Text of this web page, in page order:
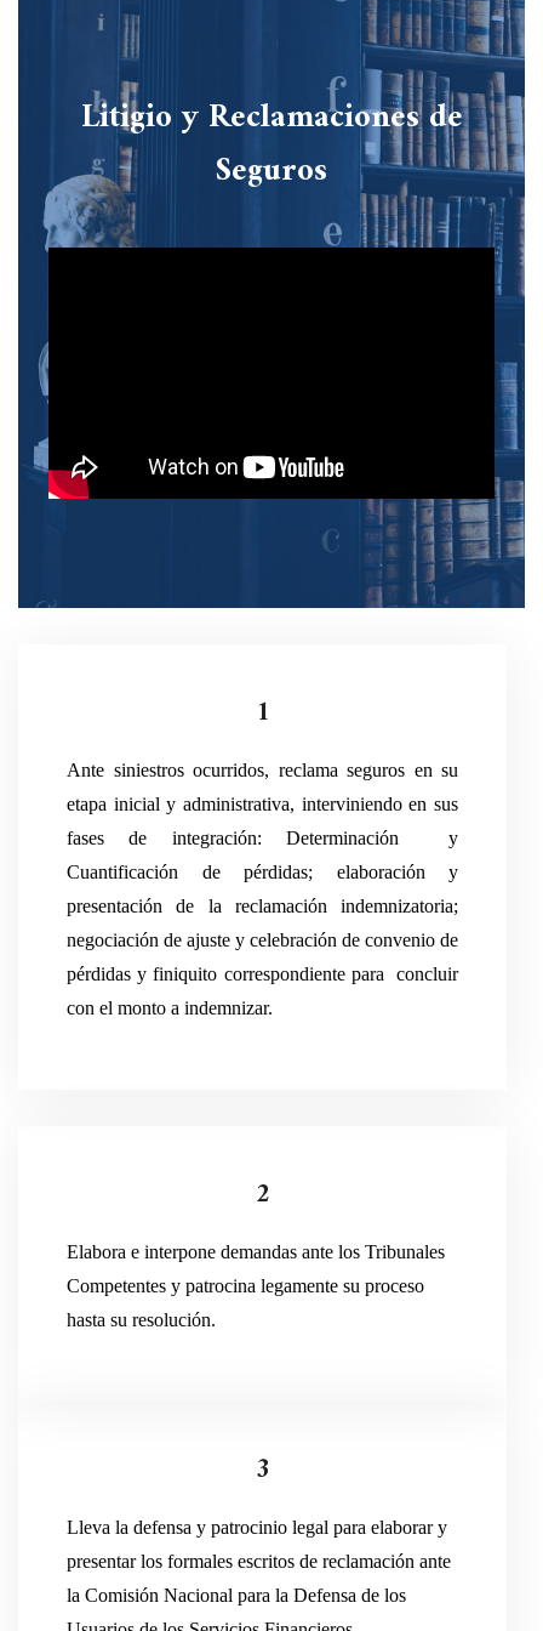
Litigio y Reclamaciones de
Seguros​
1
Ante siniestros ocurridos, reclama seguros en su
etapa inicial y administrativa, interviniendo en sus
fases de integración: Determinación y
Cuantificación de pérdidas; elaboración y
presentación de la reclamación indemnizatoria;
negociación de ajuste y celebración de convenio de
pérdidas y finiquito correspondiente para concluir
con el monto a indemnizar.
2
Elabora e interpone demandas ante los Tribunales
Competentes y patrocina legamente su proceso
hasta su resolución.
3
Lleva la defensa y patrocinio legal para elaborar y
presentar los formales escritos de reclamación ante
la Comisión Nacional para la Defensa de los